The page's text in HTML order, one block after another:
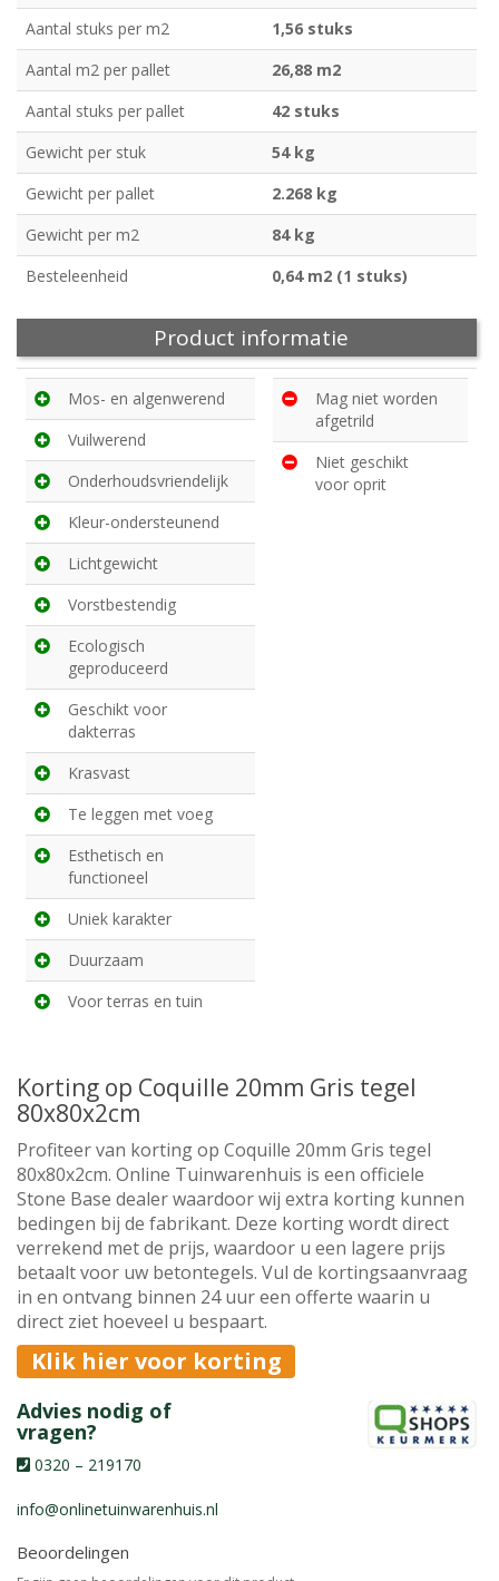
Aantal stuks per m2
1,56 stuks
Aantal m2 per pallet
26,88 m2
Aantal stuks per pallet
42 stuks
Gewicht per stuk
54 kg
Gewicht per pallet
2.268 kg
Gewicht per m2
84 kg
Besteleenheid
0,64 m2 (1 stuks)
Product informatie
Mos- en algenwerend
Vuilwerend
Onderhoudsvriendelijk
Kleur-ondersteunend
Lichtgewicht
Vorstbestendig
Ecologisch
geproduceerd
Geschikt voor
dakterras
Krasvast
Te leggen met voeg
Esthetisch en
functioneel
Uniek karakter
Duurzaam
Voor terras en tuin
Mag niet worden
afgetrild
Niet geschikt
voor oprit
Korting op Coquille 20mm Gris tegel
80x80x2cm
Profiteer van korting op Coquille 20mm Gris tegel
80x80x2cm. Online Tuinwarenhuis is een officiele
Stone Base dealer waardoor wij extra korting kunnen
bedingen bij de fabrikant. Deze korting wordt direct
verrekend met de prijs, waardoor u een lagere prijs
betaalt voor uw betontegels. Vul de kortingsaanvraag
in en ontvang binnen 24 uur een offerte waarin u
direct ziet hoeveel u bespaart.
Klik hier voor korting
Advies nodig of
vragen?
0320 – 219170
info@onlinetuinwarenhuis.nl
Beoordelingen